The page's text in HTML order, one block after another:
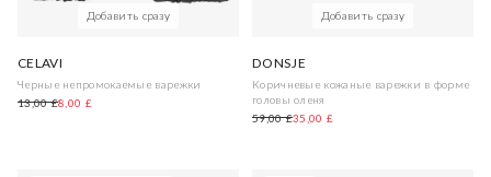
Добавить сразу
CELAVI
Черные непромокаемые варежки
13,00 £8,00 £
Добавить сразу
DONSJE
Коричневые кожаные варежки в форме
головы оленя
59,00 £35,00 £